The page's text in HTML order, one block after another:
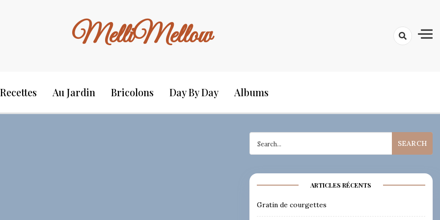
MelliMellow
Recettes Au Jardin Bricolons Day By Day Albums
for:
ARTICLES RÉCENTS
Gratin de courgettes